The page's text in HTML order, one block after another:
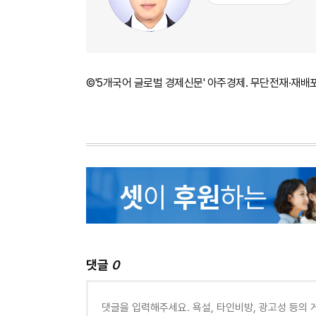
©'5개국어 글로벌 경제신문' 아주경제. 무단전재·재배
댓글 0